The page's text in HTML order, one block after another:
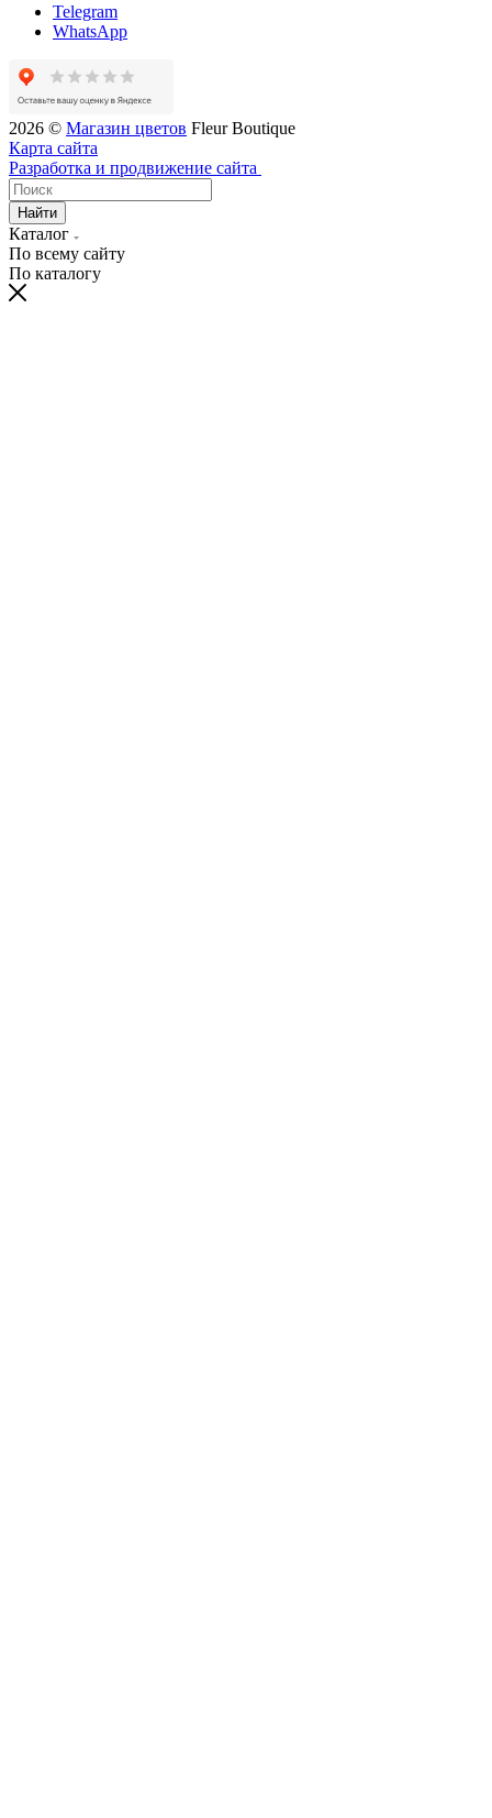
Telegram
WhatsApp
2026 © Магазин цветов Fleur Boutique
Карта сайта
Разработка и продвижение сайта
Найти
Каталог
По всему сайту
По каталогу